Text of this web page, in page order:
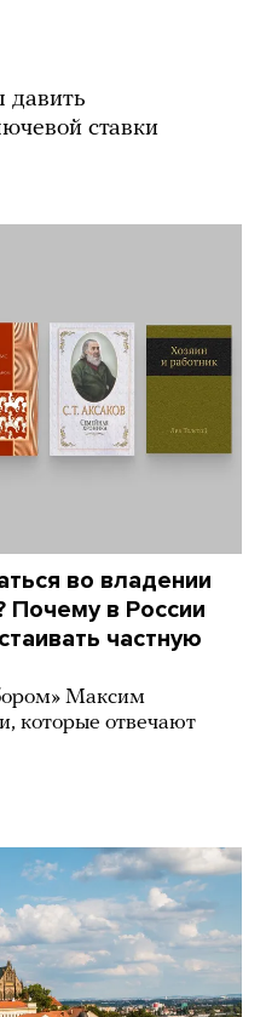
давить
ставки
во владении
Почему в России
частную
Максим
которые отвечают